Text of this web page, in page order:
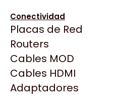
Conectividad
Placas de Red
Routers
Cables MOD
Cables HDMI
Adaptadores
Deepcool
Dell
EVGA
Gamemax
Genesis
Genius
Click Gaming
Compufan Store
Dinobyte
Full H4rd
Gaming City
Gezatek